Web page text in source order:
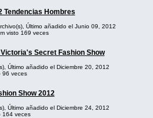
Tendencias Hombres
Último añadido el Junio 09, 2012
visto 169 veces
Secret Fashion Show
Último añadido el Diciembre 20, 2012
96 veces
Show 2012
Último añadido el Diciembre 24, 2012
164 veces